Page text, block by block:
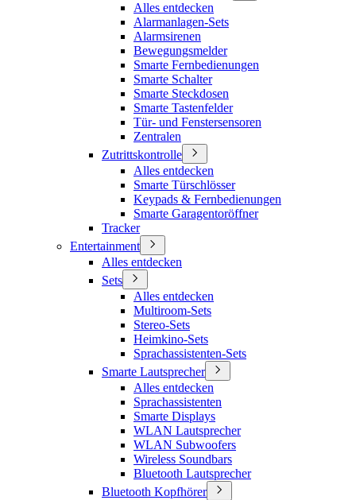
Alles entdecken
Alarmanlagen-Sets
Alarmsirenen
Bewegungsmelder
Smarte Fernbedienungen
Smarte Schalter
Smarte Steckdosen
Smarte Tastenfelder
Tür- und Fenstersensoren
Zentralen
Zutrittskontrolle
Alles entdecken
Smarte Türschlösser
Keypads & Fernbedienungen
Smarte Garagentoröffner
Tracker
Entertainment
Alles entdecken
Sets
Alles entdecken
Multiroom-Sets
Stereo-Sets
Heimkino-Sets
Sprachassistenten-Sets
Smarte Lautsprecher
Alles entdecken
Sprachassistenten
Smarte Displays
WLAN Lautsprecher
WLAN Subwoofers
Wireless Soundbars
Bluetooth Lautsprecher
Bluetooth Kopfhörer